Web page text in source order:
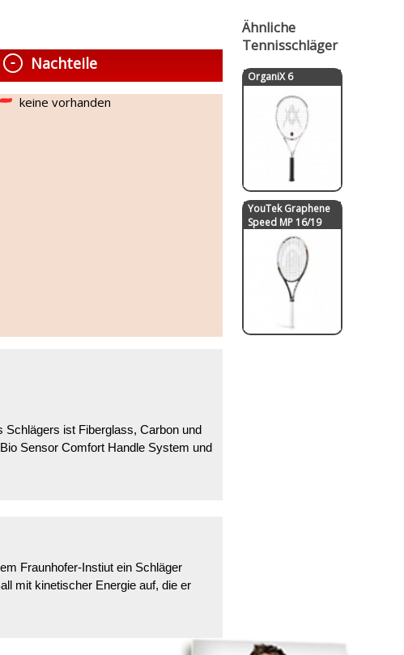
Nachteile
keine vorhanden
Schlägers ist Fiberglass, Carbon und
Sensor Comfort Handle System und
Fraunhofer-Instiut ein Schläger
mit kinetischer Energie auf, die er
Ähnliche
Tennisschläger
OrganiX 6
YouTek Graphene
Speed MP 16/19